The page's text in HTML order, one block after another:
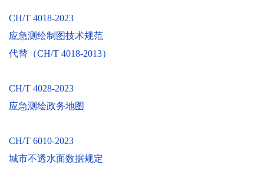
CH/T 4018-2023
应急测绘制图技术规范
代替（CH/T 4018-2013）
CH/T 4028-2023
应急测绘政务地图
CH/T 6010-2023
城市不透水面数据规定